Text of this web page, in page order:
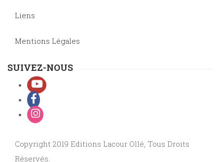
Liens
Mentions Légales
SUIVEZ-NOUS
Copyright 2019 Editions Lacour Ollé, Tous Droits
Réservés.